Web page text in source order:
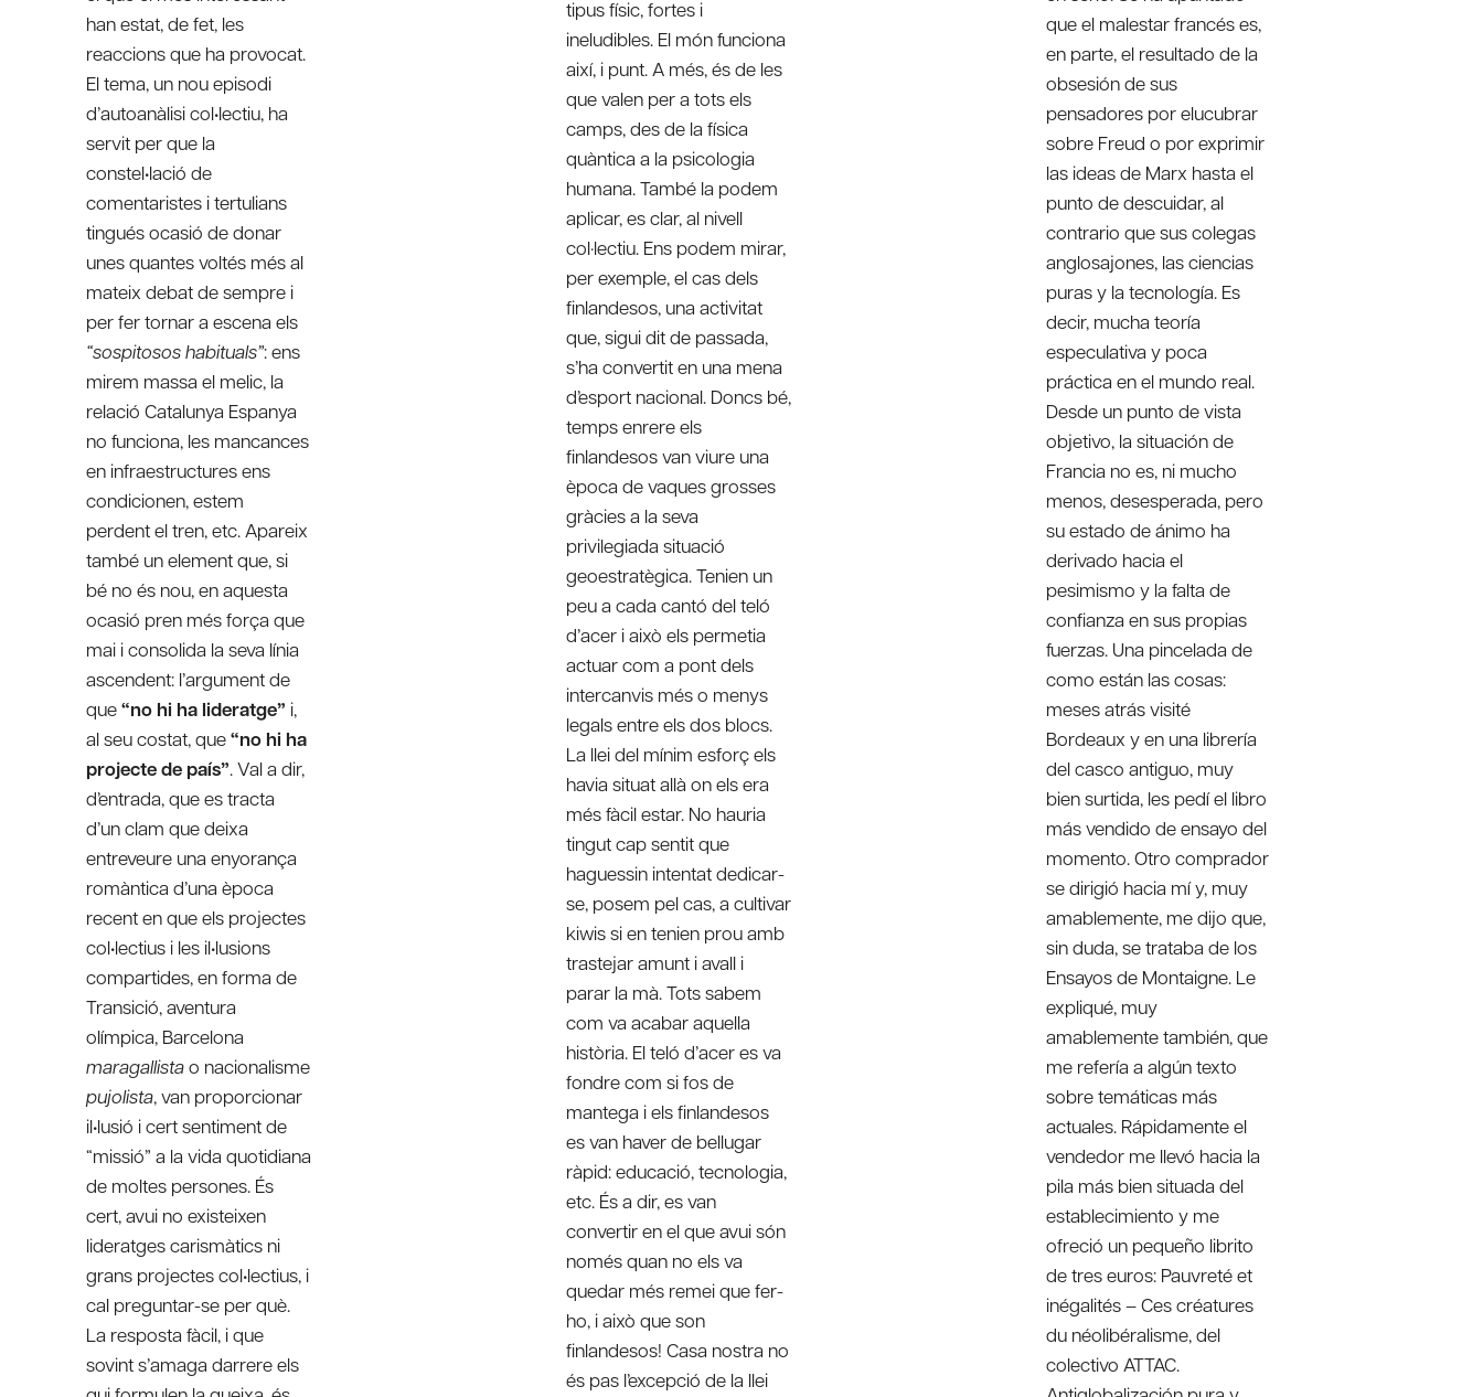
han estat, de fet, les
reaccions que ha provocat.
El tema, un nou episodi
d’autoanàlisi col•lectiu, ha
servit per que la
constel•lació de
comentaristes i tertulians
tingués ocasió de donar
unes quantes voltés més al
mateix debat de sempre i
per fer tornar a escena els
“sospitosos habituals”: ens
mirem massa el melic, la
relació Catalunya Espanya
no funciona, les mancances
en infraestructures ens
condicionen, estem
perdent el tren, etc. Apareix
també un element que, si
bé no és nou, en aquesta
ocasió pren més força que
mai i consolida la seva línia
ascendent: l’argument de
que“no hi ha lideratge” i,
al seu costat, que“no hi ha
projecte de país”. Val a dir,
d’entrada, que es tracta
d’un clam que deixa
entreveure una enyorança
romàntica d’una època
recent en que els projectes
col•lectius i les il•lusions
compartides, en forma de
Transició, aventura
olímpica, Barcelona
maragallistao nacionalisme
pujolista, van proporcionar
il•lusió i cert sentiment de
“missió” a la vida quotidiana
de moltes persones. És
cert, avui no existeixen
lideratges carismàtics ni
grans projectes col•lectius, i
cal preguntar-se per què.
La resposta fàcil, i que
sovint s’amaga darrere els
tipus físic, fortes i
ineludibles. El món funciona
així, i punt. A més, és de les
que valen per a tots els
camps, des de la física
quàntica a la psicologia
humana. També la podem
aplicar, es clar, al nivell
col·lectiu. Ens podem mirar,
per exemple, el cas dels
finlandesos, una activitat
que, sigui dit de passada,
s’ha convertit en una mena
d’esport nacional. Doncs bé,
temps enrere els
finlandesos van viure una
època de vaques grosses
gràcies a la seva
privilegiada situació
geoestratègica. Tenien un
peu a cada cantó del teló
d’acer i això els permetia
actuar com a pont dels
intercanvis més o menys
legals entre els dos blocs.
La llei del mínim esforç els
havia situat allà on els era
més fàcil estar. No hauria
tingut cap sentit que
haguessin intentat dedicar-
se, posem pel cas, a cultivar
kiwis si en tenien prou amb
trastejar amunt i avall i
parar la mà. Tots sabem
com va acabar aquella
història. El teló d’acer es va
fondre com si fos de
mantega i els finlandesos
es van haver de bellugar
ràpid: educació, tecnologia,
etc. És a dir, es van
convertir en el que avui són
només quan no els va
quedar més remei que fer-
ho, i això que son
finlandesos! Casa nostra no
és pas l’excepció de la llei
que el malestar francés es,
en parte, el resultado de la
obsesión de sus
pensadores por elucubrar
sobre Freud o por exprimir
las ideas de Marx hasta el
punto de descuidar, al
contrario que sus colegas
anglosajones, las ciencias
puras y la tecnología. Es
decir, mucha teoría
especulativa y poca
práctica en el mundo real.
Desde un punto de vista
objetivo, la situación de
Francia no es, ni mucho
menos, desesperada, pero
su estado de ánimo ha
derivado hacia el
pesimismo y la falta de
confianza en sus propias
fuerzas. Una pincelada de
como están las cosas:
meses atrás visité
Bordeaux y en una librería
del casco antiguo, muy
bien surtida, les pedí el libro
más vendido de ensayo del
momento. Otro comprador
se dirigió hacia mí y, muy
amablemente, me dijo que,
sin duda, se trataba de los
Ensayos de Montaigne. Le
expliqué, muy
amablemente también, que
me refería a algún texto
sobre temáticas más
actuales. Rápidamente el
vendedor me llevó hacia la
pila más bien situada del
establecimiento y me
ofreció un pequeño librito
de tres euros: Pauvreté et
inégalités – Ces créatures
du néolibéralisme, del
colectivo ATTAC.